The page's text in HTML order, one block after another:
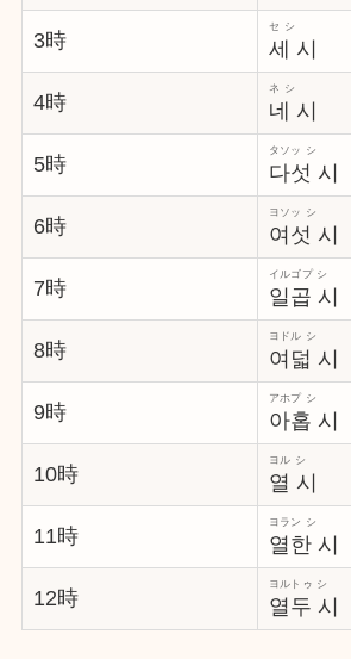
3時 세 시
セ シ
4時 네 시
ネ シ
5時 다섯 시
タソッ シ
6時 여섯 시
ヨソッ シ
7時 일곱 시
イルゴプ シ
8時 여덟 시
ヨドル シ
9時 아홉 시
アホプ シ
10時 열 시
ヨル シ
11時 열한 시
ヨラン シ
12時 열두 시
ヨルトゥ シ